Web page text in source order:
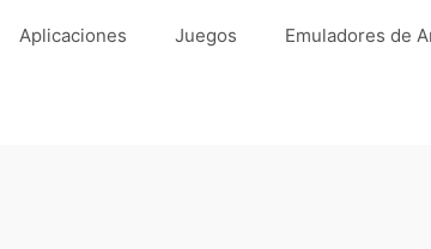
Aplicaciones Juegos Emuladores de